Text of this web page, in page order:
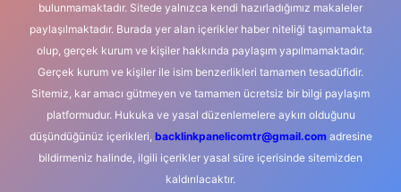
bulunmamaktadır. Sitede yalnızca kendi hazırladığımız makaleler
paylaşılmaktadır. Burada yer alan içerikler haber niteliği taşımamakta
olup, gerçek kurum ve kişiler hakkında paylaşım yapılmamaktadır.
Gerçek kurum ve kişiler ile isim benzerlikleri tamamen tesadüfidir.
Sitemiz, kar amacı gütmeyen ve tamamen ücretsiz bir bilgi paylaşım
platformudur. Hukuka ve yasal düzenlemelere aykırı olduğunu
düşündüğünüz içerikleri, backlinkpanelicomtr@gmail.comadresine
bildirmeniz halinde, ilgili içerikler yasal süre içerisinde sitemizden
kaldırılacaktır.